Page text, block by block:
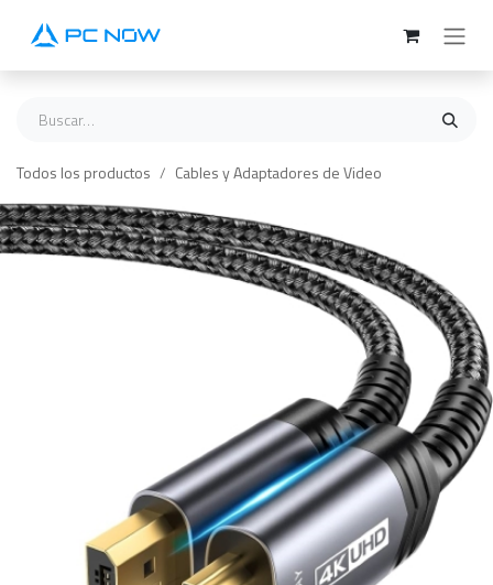
Todos los productos Cables y Adaptadores de Video